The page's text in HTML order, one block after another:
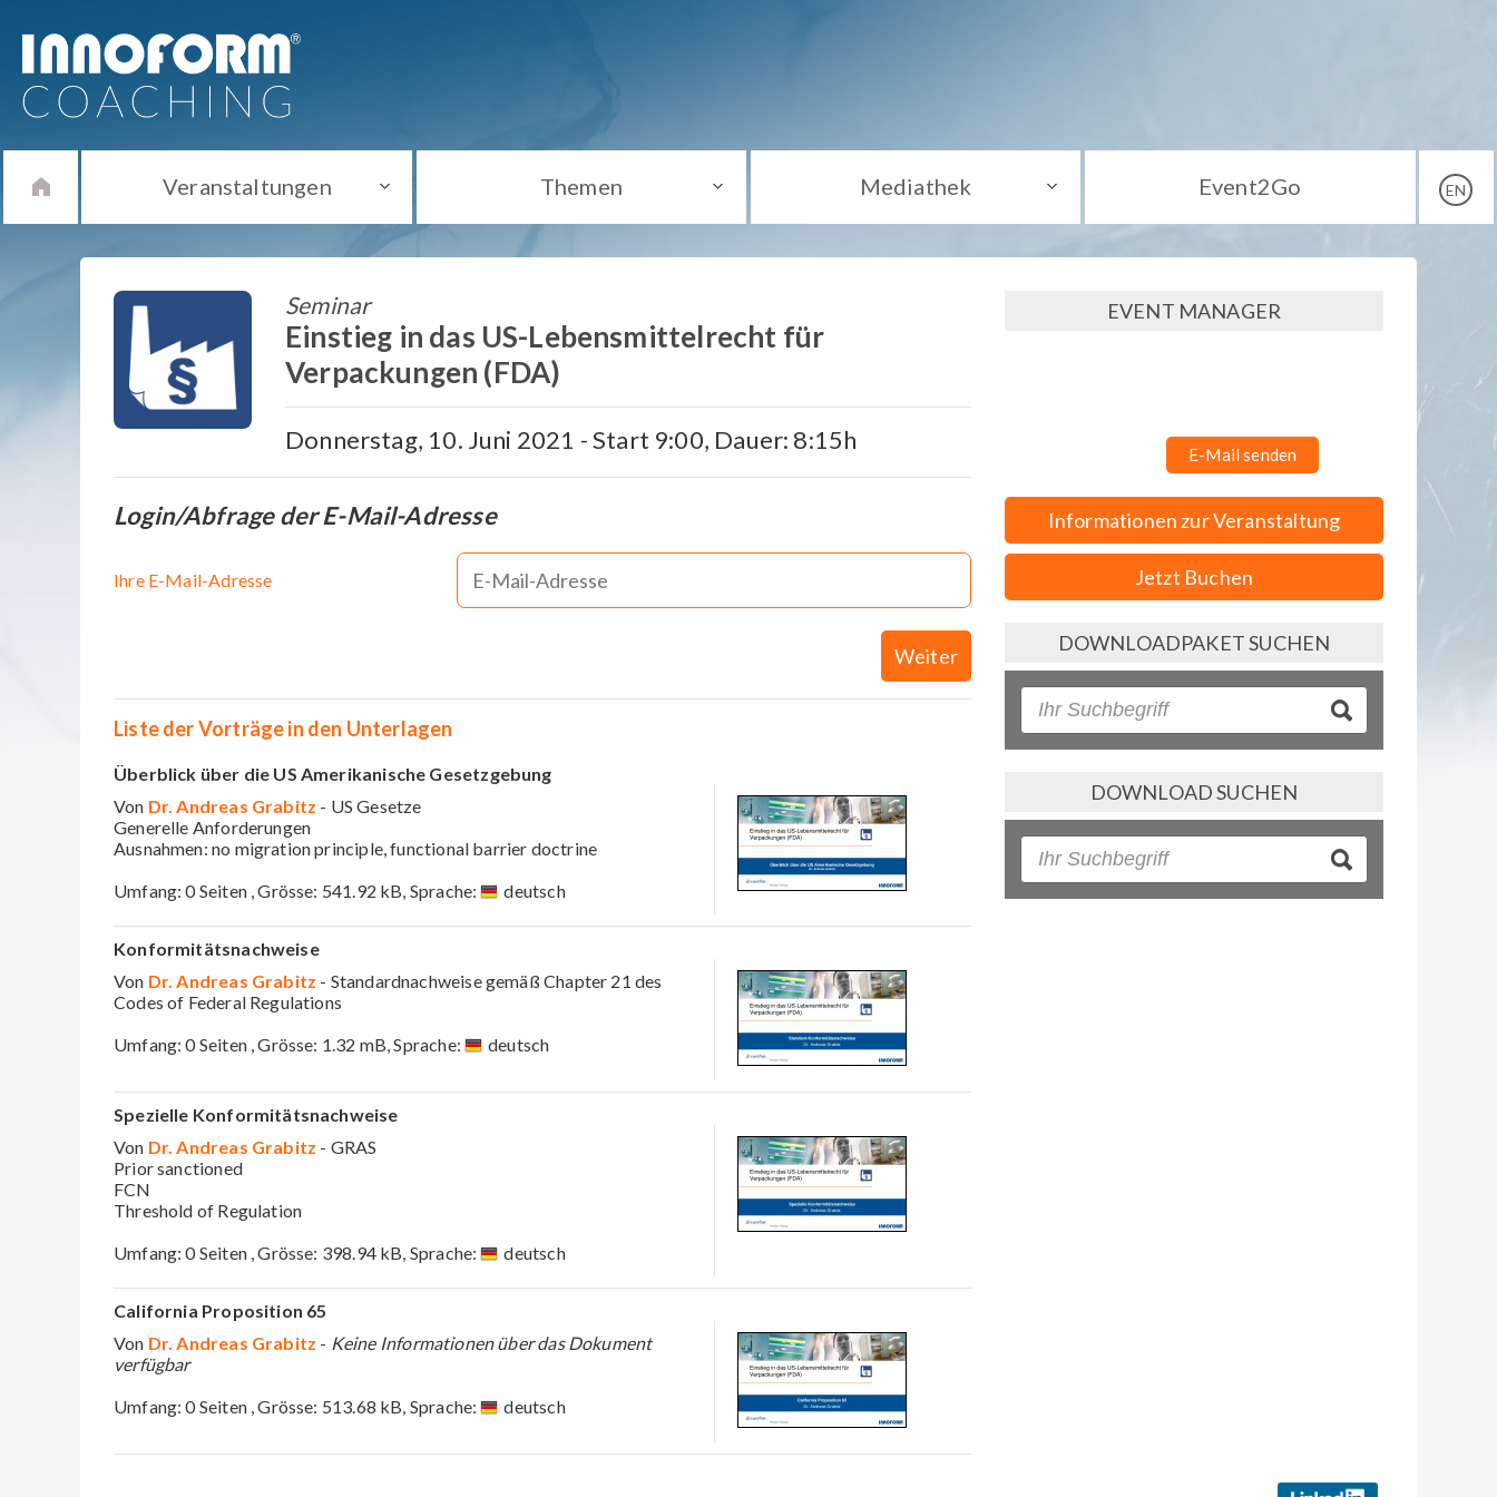
Veranstaltungen Themen Mediathek Event2Go EN
Seminar
Einstieg in das US-Lebensmittelrecht für
Verpackungen (FDA)
Donnerstag, 10. Juni 2021 - Start 9:00, Dauer: 8:15h
Login/Abfrage der E-Mail-Adresse
Ihre E-Mail-Adresse
Weiter
Liste der Vorträge in den Unterlagen
Überblick über die US Amerikanische Gesetzgebung
Von Dr. Andreas Grabitz - US Gesetze
Generelle Anforderungen
Ausnahmen: no migration principle, functional barrier doctrine
Umfang: 0 Seiten , Grösse: 541.92 kB, Sprache:
deutsch
Konformitätsnachweise
Von Dr. Andreas Grabitz - Standardnachweise gemäß Chapter 21 des
Codes of Federal Regulations
Umfang: 0 Seiten , Grösse: 1.32 mB, Sprache:
deutsch
Spezielle Konformitätsnachweise
Von Dr. Andreas Grabitz - GRAS
Prior sanctioned
FCN
Threshold of Regulation
Umfang: 0 Seiten , Grösse: 398.94 kB, Sprache:
deutsch
California Proposition 65
Von Dr. Andreas Grabitz - Keine Informationen über das Dokument
verfügbar
Umfang: 0 Seiten , Grösse: 513.68 kB, Sprache:
deutsch
EVENT MANAGER
E-Mail senden
Informationen zur Veranstaltung
Jetzt Buchen
DOWNLOADPAKET SUCHEN
DOWNLOAD SUCHEN